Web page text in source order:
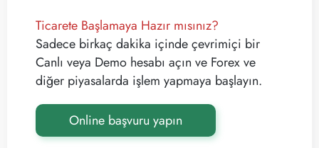
Ticarete Başlamaya Hazır mısınız?
Sadece birkaç dakika içinde çevrimiçi bir
Canlı veya Demo hesabı açın ve Forex ve
diğer piyasalarda işlem yapmaya başlayın.
Online başvuru yapın